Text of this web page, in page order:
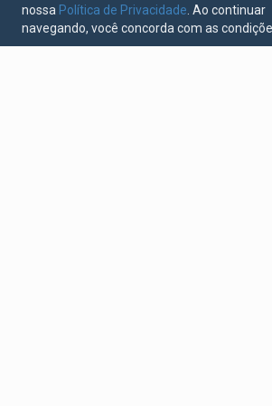
nossa Política de Privacidade . Ao continuar
navegando, você concorda com as